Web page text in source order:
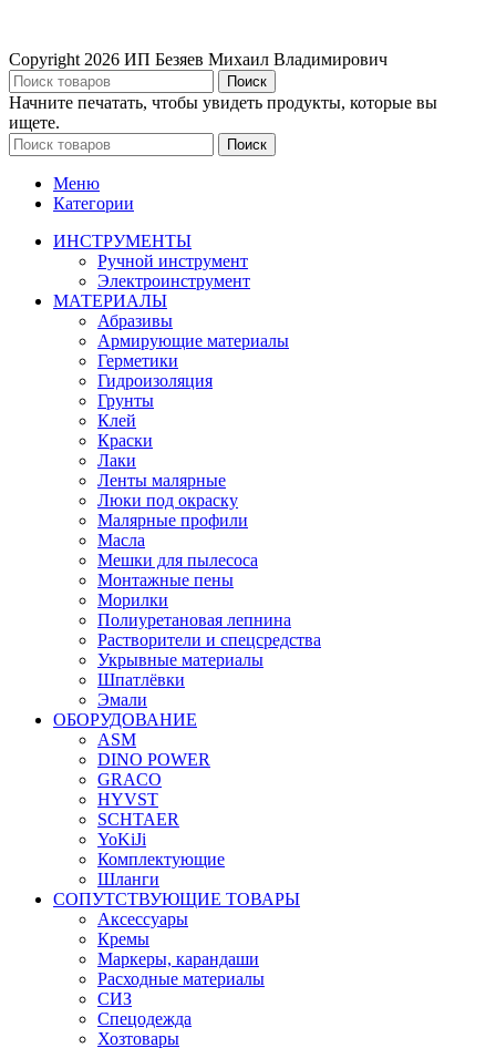
Copyright 2026 ИП Безяев Михаил Владимирович
Поиск
Начните печатать, чтобы увидеть продукты, которые вы
ищете.
Поиск
Меню
Категории
ИНСТРУМЕНТЫ
Ручной инструмент
Электроинструмент
МАТЕРИАЛЫ
Абразивы
Армирующие материалы
Герметики
Гидроизоляция
Грунты
Клей
Краски
Лаки
Ленты малярные
Люки под окраску
Малярные профили
Масла
Мешки для пылесоса
Монтажные пены
Морилки
Полиуретановая лепнина
Растворители и спецсредства
Укрывные материалы
Шпатлёвки
Эмали
ОБОРУДОВАНИЕ
ASM
DINO POWER
GRACO
HYVST
SCHTAER
YoKiJi
Комплектующие
Шланги
СОПУТСТВУЮЩИЕ ТОВАРЫ
Аксессуары
Кремы
Маркеры, карандаши
Расходные материалы
СИЗ
Спецодежда
Хозтовары